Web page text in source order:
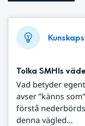
Tolka SMHIs
Vad betyder
avser ”känns
förstå
denna vägled...